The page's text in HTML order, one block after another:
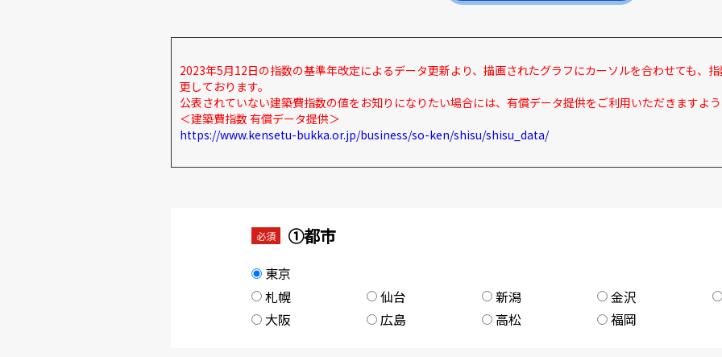
2023年5月12日の指数の基準年改定によるデータ更新より、描画されたグラフにカーソルを合わせても、
更しております。
公表されていない建築費指数の値をお知りになりたい場合には、有償データ提供をご利用いただきますよ
＜建築費指数 有償データ提供＞
https://www.kensetu-bukka.or.jp/business/so-ken/shisu/shisu_data/
必須 ①都市
東京
札幌
仙台 新潟
金沢
大阪
広島 高松 福岡